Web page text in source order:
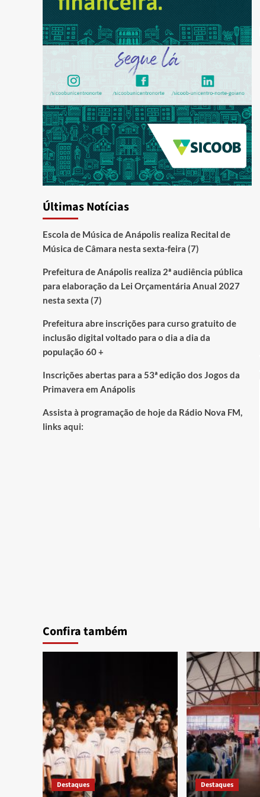
Últimas Notícias
Escola de Música de Anápolis realiza Recital de
Música de Câmara nesta sexta-feira (7)
Prefeitura de Anápolis realiza 2ª audiência pública
para elaboração da Lei Orçamentária Anual 2027
nesta sexta (7)
Prefeitura abre inscrições para curso gratuito de
inclusão digital voltado para o dia a dia da
população 60 +
Inscrições abertas para a 53ª edição dos Jogos da
Primavera em Anápolis
Assista à programação de hoje da Rádio Nova FM,
links aqui:
Confira também
Destaques Destaques